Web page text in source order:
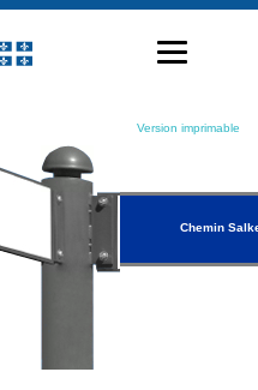
Version imprimable
Chemin